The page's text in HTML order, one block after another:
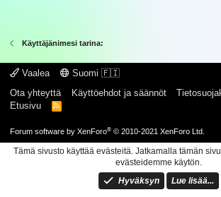
Käyttäjänimesi tarina:
Vaalea
Suomi 🇫🇮
Ota yhteyttä
Käyttöehdot ja säännöt
Etusivu
R
Forum software by XenForo® © 2010-2021 XenForo Ltd.
Tämä sivusto käyttää evästeitä. Jatkamalla tämän
evästeidemme käytön.
Hyväksyn
Lue lisää...